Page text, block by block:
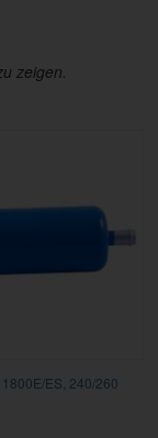
zeigen.
ES, 240/260